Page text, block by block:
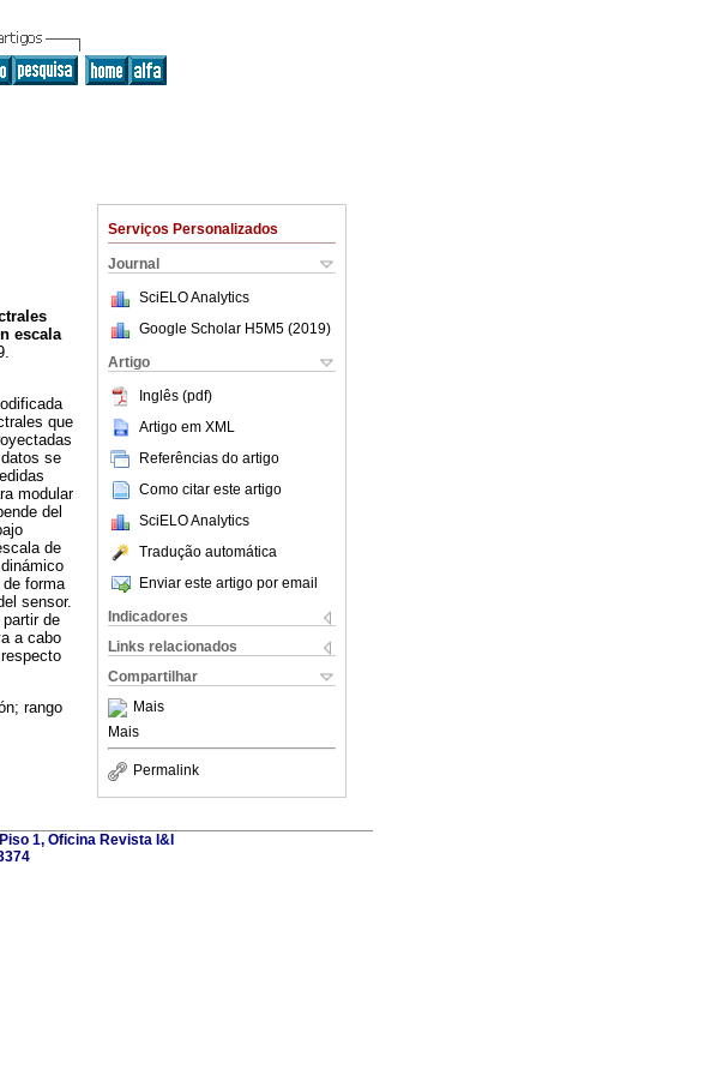
Serviços Personalizados
Journal
SciELO Analytics
Google Scholar H5M5 (2019)
Artigo
Inglês (pdf)
Artigo em XML
Referências do artigo
Como citar este artigo
SciELO Analytics
Tradução automática
Enviar este artigo por email
Indicadores
Links relacionados
Compartilhar
Mais
Mais
Permalink
escala
que
se
modular
del
de
forma
sensor.
de
a cabo
rango
1, Oficina Revista I&I